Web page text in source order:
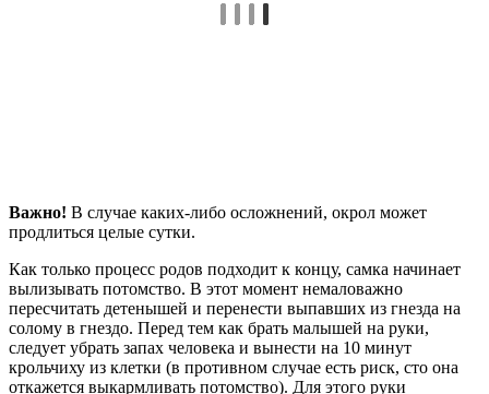
Важно! В случае каких-либо осложнений, окрол может
продлиться целые сутки.
Как только процесс родов подходит к концу, самка начинает
вылизывать потомство. В этот момент немаловажно
пересчитать детенышей и перенести выпавших из гнезда на
солому в гнездо. Перед тем как брать малышей на руки,
следует убрать запах человека и вынести на 10 минут
крольчиху из клетки (в противном случае есть риск, сто она
откажется выкармливать потомство). Для этого руки